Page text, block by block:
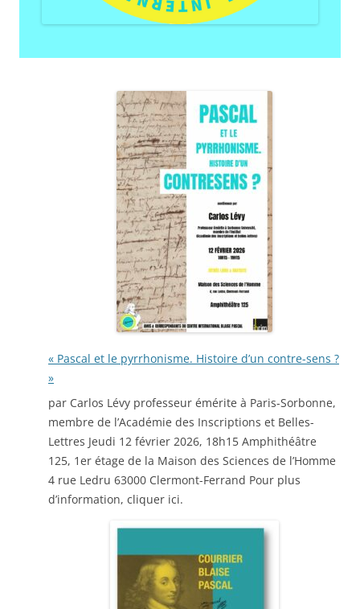
« Pascal et le pyrrhonisme. Histoire d’un contre-sens ?
»
par Carlos Lévy professeur émérite à Paris-Sorbonne,
membre de l’Académie des Inscriptions et Belles-
Lettres Jeudi 12 février 2026, 18h15 Amphithéâtre
125, 1er étage de la Maison des Sciences de l’Homme
4 rue Ledru 63000 Clermont-Ferrand Pour plus
d’information, cliquer ici.